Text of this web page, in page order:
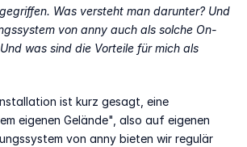
Was versteht man darunter? Und
von anny auch als solche On-
was sind die Vorteile für mich als
ist kurz gesagt, eine
eigenen Gelände", also auf eigenen
von anny bieten wir regulär